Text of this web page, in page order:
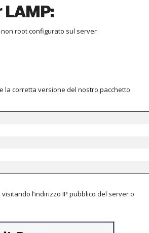
root configurato sul server
la corretta versione del nostro pacchetto
l’indirizzo IP pubblico del server o